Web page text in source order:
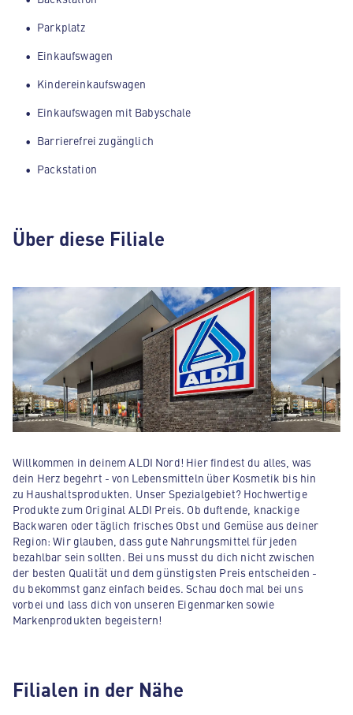
Parkplatz
Einkaufswagen
Kindereinkaufswagen
Einkaufswagen mit Babyschale
Barrierefrei zugänglich
Packstation
Über diese Filiale
Willkommen in deinem ALDI Nord! Hier findest du alles, was
dein Herz begehrt - von Lebensmitteln über Kosmetik bis hin
zu Haushaltsprodukten. Unser Spezialgebiet? Hochwertige
Produkte zum Original ALDI Preis. Ob duftende, knackige
Backwaren oder täglich frisches Obst und Gemüse aus deiner
Region: Wir glauben, dass gute Nahrungsmittel für jeden
bezahlbar sein sollten. Bei uns musst du dich nicht zwischen
der besten Qualität und dem günstigsten Preis entscheiden -
du bekommst ganz einfach beides. Schau doch mal bei uns
vorbei und lass dich von unseren Eigenmarken sowie
Markenprodukten begeistern!
Filialen in der Nähe